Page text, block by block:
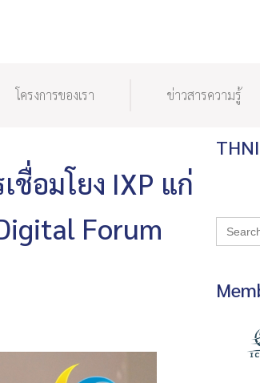
โครงการของเรา ข่าวสารความรู้
ชื่อมโยง IXP แก่
Forum
Search
for: